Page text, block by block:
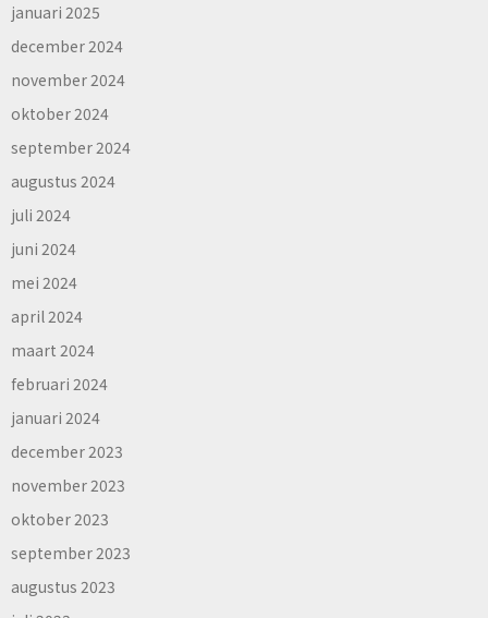
januari 2025
december 2024
november 2024
oktober 2024
september 2024
augustus 2024
juli 2024
juni 2024
mei 2024
april 2024
maart 2024
februari 2024
januari 2024
december 2023
november 2023
oktober 2023
september 2023
augustus 2023